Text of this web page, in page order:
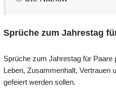
Sprüche zum Jahrestag
Sprüche zum Jahrestag für
Leben, Zusammenhalt, Vertrauen
gefeiert werden sollen.